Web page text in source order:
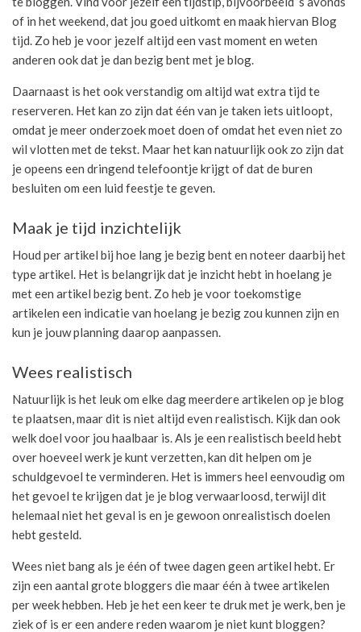
of in het weekend, dat jou goed uitkomt en maak hiervan Blog
tijd. Zo heb je voor jezelf altijd een vast moment en weten
anderen ook dat je dan bezig bent met je blog.
Daarnaast is het ook verstandig om altijd wat extra tijd te
reserveren. Het kan zo zijn dat één van je taken iets uitloopt,
omdat je meer onderzoek moet doen of omdat het even niet zo
wil vlotten met de tekst. Maar het kan natuurlijk ook zo zijn dat
je opeens een dringend telefoontje krijgt of dat de buren
besluiten om een luid feestje te geven.
Maak je tijd inzichtelijk
Houd per artikel bij hoe lang je bezig bent en noteer daarbij het
type artikel. Het is belangrijk dat je inzicht hebt in hoelang je
met een artikel bezig bent. Zo heb je voor toekomstige
artikelen een indicatie van hoelang je bezig zou kunnen zijn en
kun je jouw planning daarop aanpassen.
Wees realistisch
Natuurlijk is het leuk om elke dag meerdere artikelen op je blog
te plaatsen, maar dit is niet altijd even realistisch. Kijk dan ook
welk doel voor jou haalbaar is. Als je een realistisch beeld hebt
over hoeveel werk je kunt verzetten, kan dit helpen om je
schuldgevoel te verminderen. Het is immers heel eenvoudig om
het gevoel te krijgen dat je je blog verwaarloosd, terwijl dit
helemaal niet het geval is en je gewoon onrealistisch doelen
hebt gesteld.
Wees niet bang als je één of twee dagen geen artikel hebt. Er
zijn een aantal grote bloggers die maar één à twee artikelen
per week hebben. Heb je het een keer te druk met je werk, ben je
ziek of is er een andere reden waarom je niet kunt bloggen?